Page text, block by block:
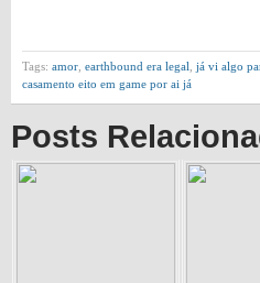
Tags: amor earthbound era legal já vi algo
casamento eito em game por ai já
Posts